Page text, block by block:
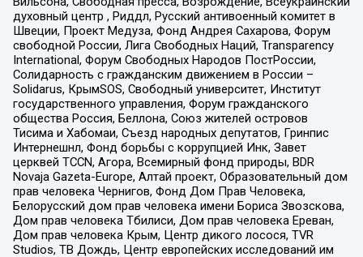
духовный центр , Риддл, Русский антивоенный комитет в
Швеции, Проект Медуза, Фонд Андрея Сахарова, Форум
свободной России, Лига Свободных Наций, Transparеncy
International, Форум Свободных Народов ПостРоссии,
Солидарность с гражданским движением в России –
Solidarus, КрымSOS, Свободный университет, Институт
государственного управления, Форум гражданского
общества Россия, Беллона, Союз жителей островов
Тисима и Хабомаи, Съезд народных депутатов, Гринпис
Интернешнл, Фонд борьбы с коррупцией Инк, Завет
церквей TCCN, Агора, Всемирный фонд природы, BDR
Novaja Gazeta-Europe, Алтай проект, Образовательный дом
прав человека Чернигов, Фонд Дом Прав Человека,
Белорусский дом прав человека имени Бориса Звозскова,
Дом прав человека Тбилиси, Дом прав человека Ереван,
Дом прав человека Крым, Центр дикого лосося, TVR
Studios, ТВ Дождь, Центр европейских исследований им